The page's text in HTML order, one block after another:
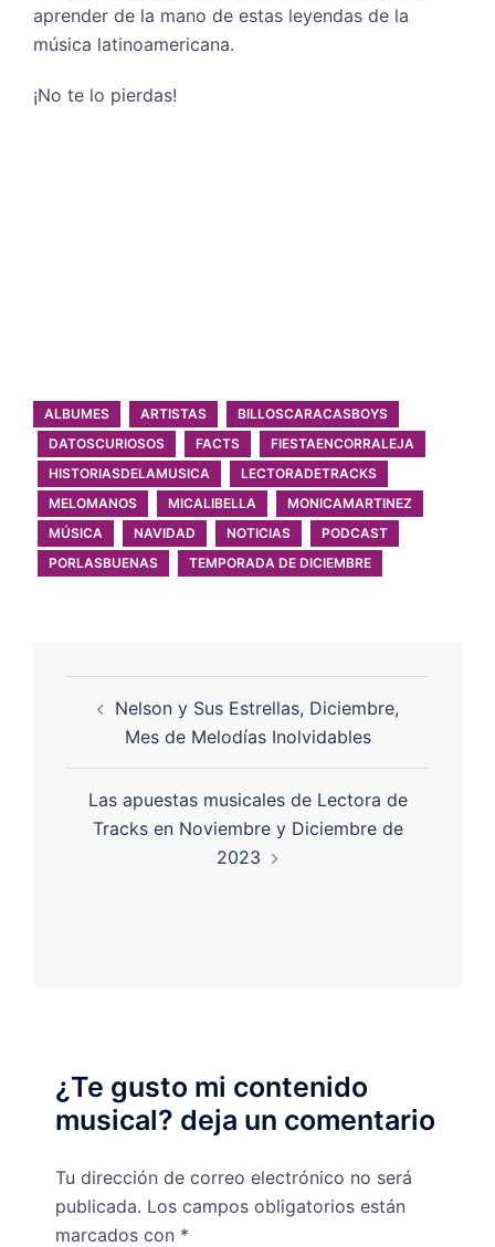
aprender de la mano de estas leyendas de la
música latinoamericana.
¡No te lo pierdas!
ALBUMES ARTISTAS
BILLOSCARACASBOYS
DATOSCURIOSOS
FACTS
FIESTAENCORRALEJA
HISTORIASDELAMUSICA
LECTORADETRACKS
MELOMANOS
MICALIBELLA
MONICAMARTINEZ
MÚSICA
NAVIDAD NOTICIAS
PODCAST
PORLASBUENAS
TEMPORADA DE DICIEMBRE
Nelson y Sus Estrellas, Diciembre,
Mes de Melodías Inolvidables
Las apuestas musicales de Lectora de
Tracks en Noviembre y Diciembre de
2023
¿Te gusto mi contenido
musical? deja un comentario
Tu dirección de correo electrónico no será
publicada. Los campos obligatorios están
marcados con *